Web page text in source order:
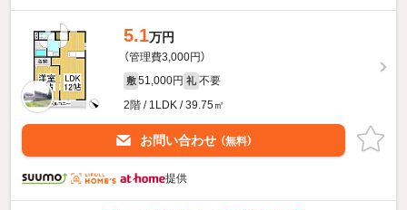
5.1万円
（管理費3,000円）
敷 51,000円 礼 不要
2階 / 1LDK / 39.75㎡
お問い合わせ （無料）
提供